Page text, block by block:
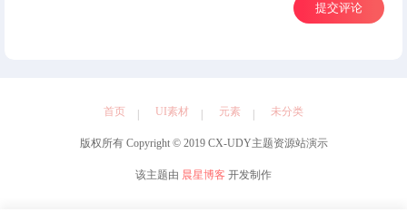
提交评论
首页 UI素材 元素 未分类
版权所有 Copyright © 2019 CX-UDY主题资源站演示
该主题由 晨星博客 开发制作